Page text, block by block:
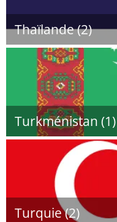
Thaïlande (2)
Turkménistan (1)
Turquie (2)